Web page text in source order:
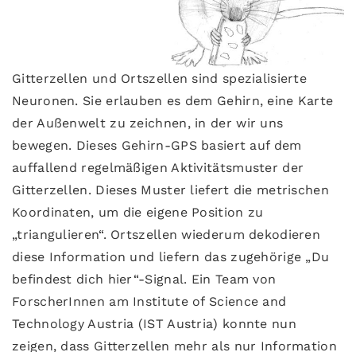
Gitterzellen und Ortszellen sind spezialisierte
Neuronen. Sie erlauben es dem Gehirn, eine Karte
der Außenwelt zu zeichnen, in der wir uns
bewegen. Dieses Gehirn-GPS basiert auf dem
auffallend regelmäßigen Aktivitätsmuster der
Gitterzellen. Dieses Muster liefert die metrischen
Koordinaten, um die eigene Position zu
„triangulieren“. Ortszellen wiederum dekodieren
diese Information und liefern das zugehörige „Du
befindest dich hier“-Signal. Ein Team von
ForscherInnen am Institute of Science and
Technology Austria (IST Austria) konnte nun
zeigen, dass Gitterzellen mehr als nur Information